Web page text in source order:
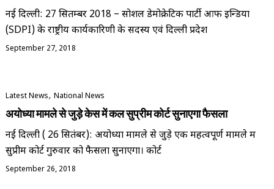
नई दिल्ली: 27 सितम्बर 2018 – सोशल डेमोक्रेटिक पार्टी आफ इन्डिया
(SDPI) के राष्ट्रीय कार्यकारिणी के सदस्य एवं दिल्ली प्रदेश
September 27, 2018
Latest News, National News
अयोध्या मामले से जुड़े केस में कल सुप्रीम कोर्ट सुनाएगा फैसला
नई दिल्ली ( 26 सितंबर): अयोध्या मामले से जुड़े एक महत्वपूर्ण मामले में
सुप्रीम कोर्ट गुरुवार को फैसला सुनाएगा। कोर्ट
September 26, 2018